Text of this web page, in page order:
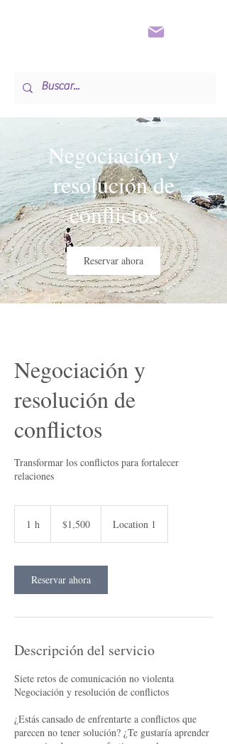
Negociación y
resolución de
conflictos
Reservar ahora
Negociación y
resolución de
conflictos
Transformar los conflictos para fortalecer
relaciones
1 h
mexicanos
$1,500 Location 1
Reservar ahora
Descripción del servicio
Siete retos de comunicación no violenta
Negociación y resolución de conflictos
¿Estás cansado de enfrentarte a conflictos que
parecen no tener solución? ¿Te gustaría aprender